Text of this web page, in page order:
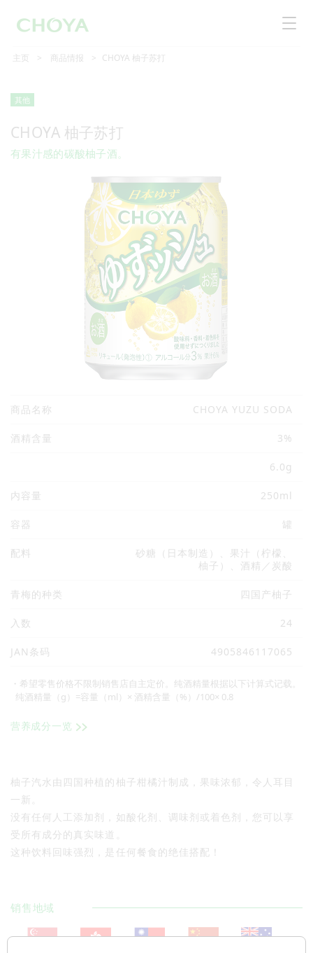
主页 商品情报 CHOYA 柚子苏打
其他
CHOYA 柚子苏打
有果汁感的碳酸柚子酒。
商品名称 CHOYA YUZU SODA
酒精含量 3%
6.0g
内容量 250ml
容器 罐
配料
砂糖（日本制造）、果汁（柠檬、
柚子）、酒精／炭酸
青梅的种类 四国产柚子
入数 24
JAN条码 4905846117065
・希望零售价格不限制销售店自主定价。纯酒精量根据以下计算式记载。
纯酒精量（g）=容量（ml）× 酒精含量（%）/100× 0.8
营养成分一览
柚子汽水由四国种植的柚子柑橘汁制成，果味浓郁，令人耳目
一新。
没有任何人工添加剂，如酸化剂、调味剂或着色剂，您可以享
受所有成分的真实味道。
这种饮料回味强烈，是任何餐食的绝佳搭配！
销售地域